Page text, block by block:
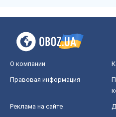
О компании
Правовая информация
Реклама на сайте